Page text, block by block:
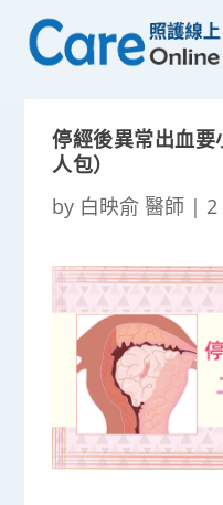
停經後異常出血
人包）
by 白映俞 醫師 | 2